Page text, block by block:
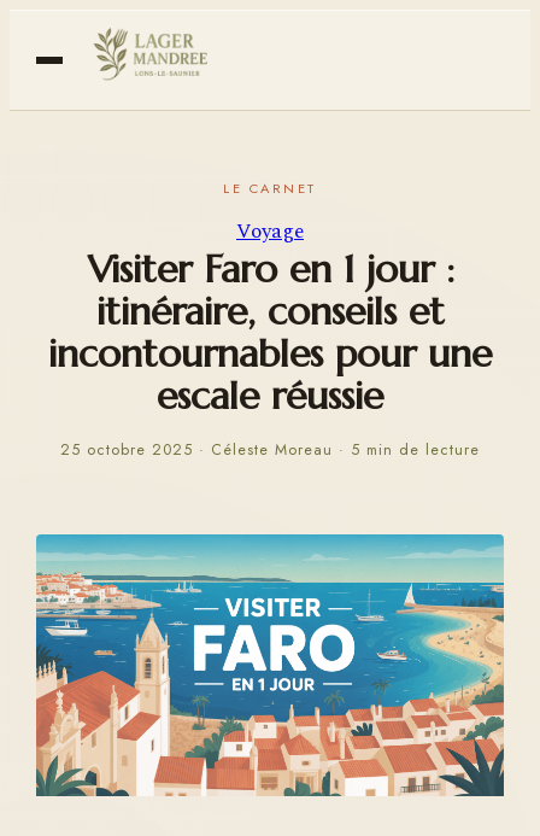
Voyage
Visiter Faro en 1 jour :
itinéraire, conseils et
incontournables pour une
escale réussie
25 octobre 2025 · Céleste Moreau · 5 min de lecture